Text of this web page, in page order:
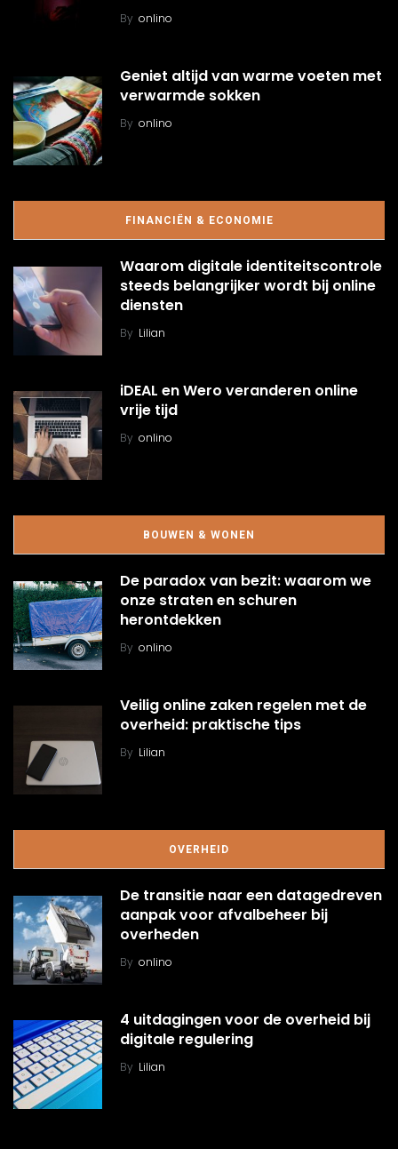
By onlino
Geniet altijd van warme voeten met
verwarmde sokken
By onlino
FINANCIËN & ECONOMIE
Waarom digitale identiteitscontrole
steeds belangrijker wordt bij online
diensten
By Lilian
iDEAL en Wero veranderen online
vrije tijd
By onlino
BOUWEN & WONEN
De paradox van bezit: waarom we
onze straten en schuren
herontdekken
By onlino
Veilig online zaken regelen met de
overheid: praktische tips
By Lilian
OVERHEID
De transitie naar een datagedreven
aanpak voor afvalbeheer bij
overheden
By onlino
4 uitdagingen voor de overheid bij
digitale regulering
By Lilian